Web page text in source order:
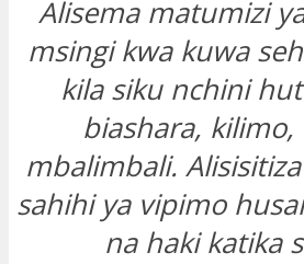
Alisema matumizi
msingi kwa kuwa
kila siku nchini
biashara,
mbalimbali.
sahihi ya vipimo
na haki katika